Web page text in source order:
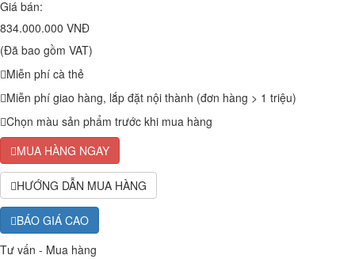
Giá bán:
834.000.000 VNĐ
(Đã bao gồm VAT)
Miễn phí cà thẻ
Miễn phí giao hàng, lắp đặt nội thành (đơn hàng > 1 triệu)
Chọn màu sản phẩm trước khi mua hàng
MUA HÀNG NGAY
HƯỚNG DẪN MUA HÀNG
BÁO GIÁ CAO
Tư vấn - Mua hàng